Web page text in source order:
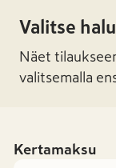
Valitse
Näet
valitsemalla
Kertamaksu